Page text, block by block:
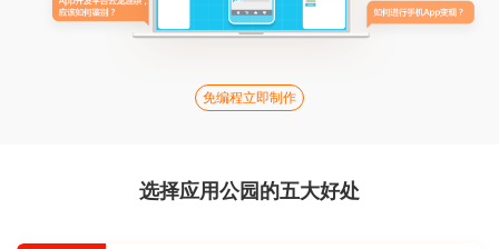
免编程立即制作
选择应用公园的五大好处